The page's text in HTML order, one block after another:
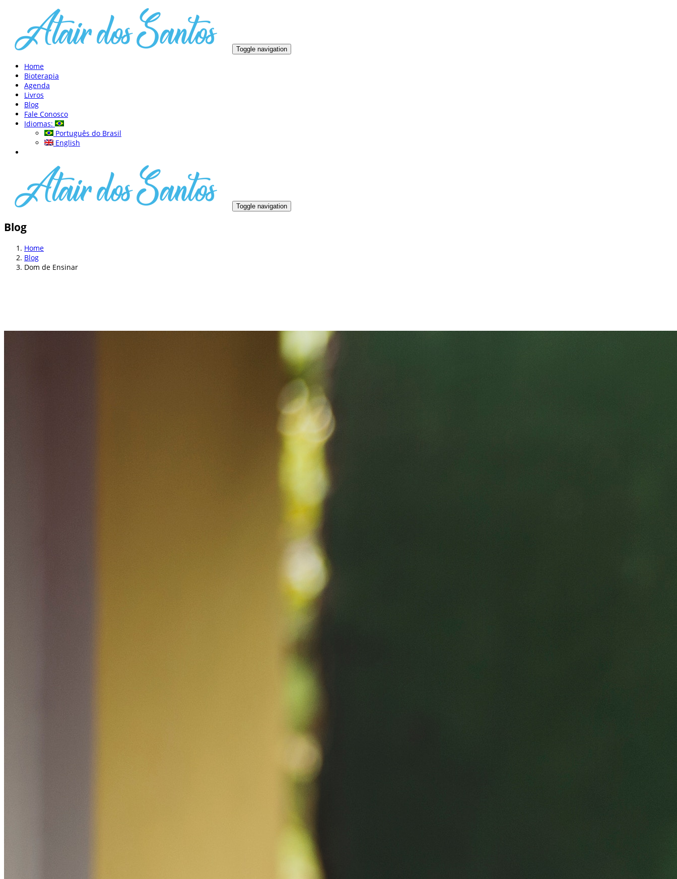
Toggle navigation
Home
Bioterapia
Agenda
Livros
Blog
Fale Conosco
Idiomas:
Português do Brasil
English
Toggle navigation
Blog
Home
Blog
Dom de Ensinar